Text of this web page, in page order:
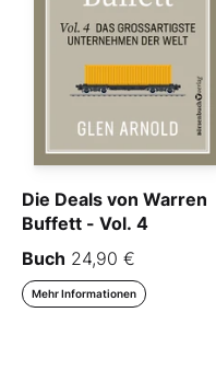
Die Deals von Warren
Buffett - Vol. 4
Buch 24,90 €
Mehr Informationen